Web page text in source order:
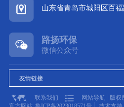
山东省青岛市城阳区百
路扬环保
微信公众号
友情链接
联系我们 网站导航
版权